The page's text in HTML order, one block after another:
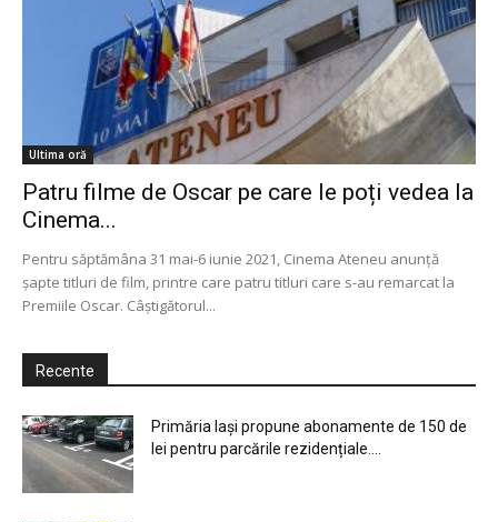
Ultima oră
Patru filme de Oscar pe care le poți vedea la
Cinema...
Pentru săptămâna 31 mai-6 iunie 2021, Cinema Ateneu anunță
șapte titluri de film, printre care patru titluri care s-au remarcat la
Premiile Oscar. Câștigătorul...
Recente
Primăria Iași propune abonamente de 150 de
lei pentru parcările rezidențiale....